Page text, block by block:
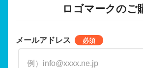
ロゴマークのご
メールアドレス